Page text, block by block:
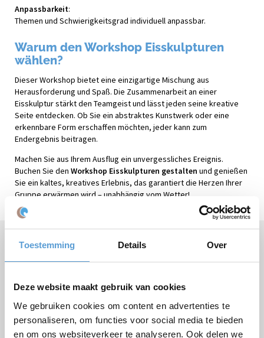
Toestemming Details Over
Deze website maakt gebruik van cookies
We gebruiken cookies om content en advertenties te
personaliseren, om functies voor social media te bieden
en om ons websiteverkeer te analyseren. Ook delen we
Anpassbarkeit:
Themen und Schwierigkeitsgrad individuell anpassbar.
Warum den Workshop Eisskulpturen
wählen?
Dieser Workshop bietet eine einzigartige Mischung aus
Herausforderung und Spaß. Die Zusammenarbeit an einer
Eisskulptur stärkt den Teamgeist und lässt jeden seine kreative
Seite entdecken. Ob Sie ein abstraktes Kunstwerk oder eine
erkennbare Form erschaffen möchten, jeder kann zum
Endergebnis beitragen.
Machen Sie aus Ihrem Ausflug ein unvergessliches Ereignis.
Buchen Sie den Workshop Eisskulpturen gestalten und genießen
Sie ein kaltes, kreatives Erlebnis, das garantiert die Herzen Ihrer
Gruppe erwärmen wird – unabhängig vom Wetter!
Brauchen Sie Hilfe oder haben Sie Fragen?
Rufen Sie+31 (0)70 221 0359an oder stellen Sie Ihre